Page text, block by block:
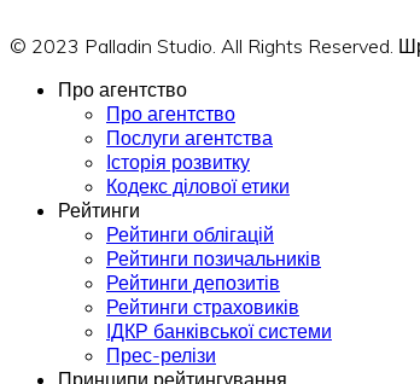
© 2023 Palladin Studio. All Rights Reserved.
Про агентство
Про агентство
Послуги агентства
Історія розвитку
Кодекс ділової етики
Рейтинги
Рейтинги облігацій
Рейтинги позичальників
Рейтинги депозитів
Рейтинги страховиків
ІДКР банківської системи
Прес-релізи